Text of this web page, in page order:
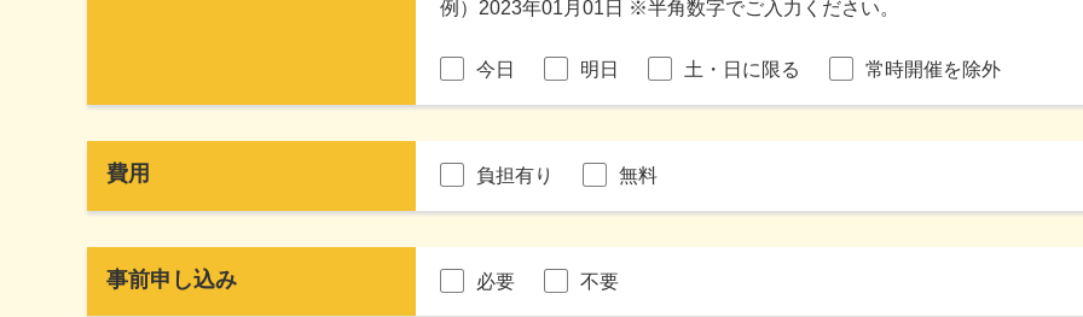
例）2023年01月01日 ※半角数字でご入力ください。
今日 明日 土・日に限る 常時開催を除外
費用 負担有り 無料
事前申し込み 必要 不要